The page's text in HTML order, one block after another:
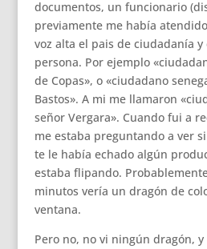
documentos, un funcionario
previamente me había
voz alta el pais de ciudadanía
persona. Por ejemplo
de Copas», o «ciudadano
Bastos». A mi me llamaron
señor Vergara». Cuando fui a
me estaba preguntando a ver
te le había echado algún
estaba flipando.
minutos vería un dragón de
ventana.
Pero no, no vi ningún dragón,